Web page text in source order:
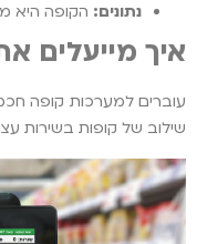
נתונים: הקופה היא
איך מייעלים
שילוב של קופות בשירות